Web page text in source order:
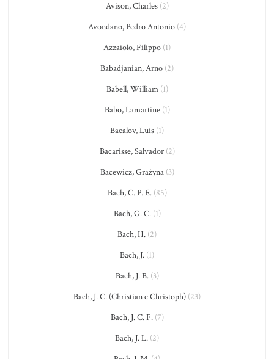
Avison, Charles(2)
Avondano, Pedro Antonio (4)
Azzaiolo, Filippo (1)
Babadjanian, Arno (2)
Babell, William(1)
Babo, Lamartine(1)
Bacalov, Luis (1)
Bacarisse, Salvador(2)
Bacewicz, Grażyna(3)
Bach, C. P. E.(85)
Bach, G. C.(1)
Bach, H. (2)
Bach, J. (1)
Bach, J. B.(3)
Bach, J. C. (Christian e Christoph) (23)
Bach, J. C. F.(7)
Bach, J. L. (2)